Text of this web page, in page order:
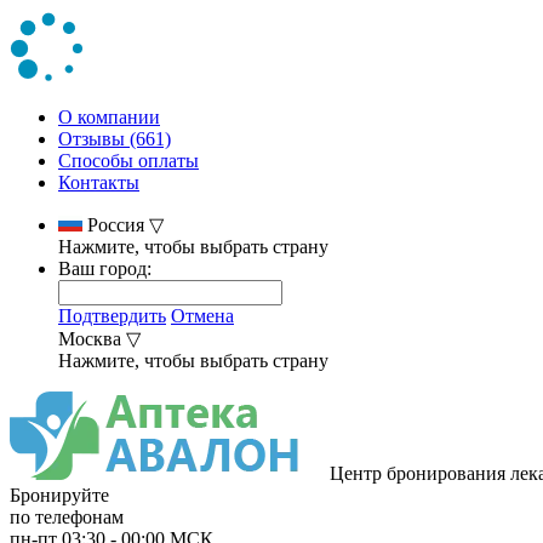
О компании
Отзывы (661)
Способы оплаты
Контакты
Россия ▽
Нажмите, чтобы выбрать страну
Ваш город:
Подтвердить Отмена
Москва ▽
Нажмите, чтобы выбрать страну
Центр бронирования
Бронируйте
по телефонам
пн-пт 03:30 - 00:00 МСК